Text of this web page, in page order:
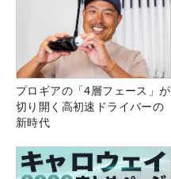
プロギアの「4層フェース」が
切り開く高初速ドライバーの
新時代